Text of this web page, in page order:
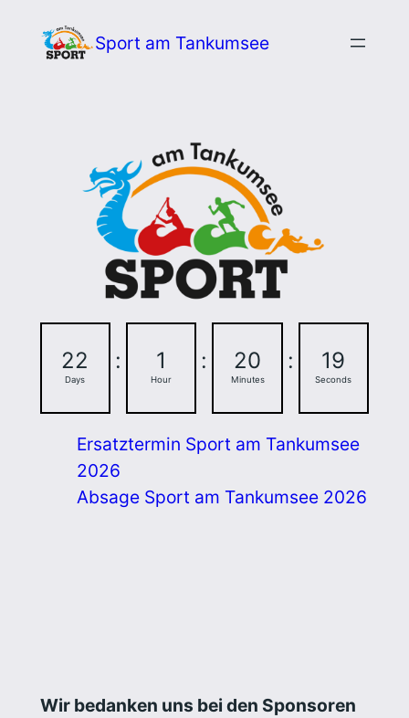
Inhalt
Sport am Tankumsee
22
Days
: 1
Hour
: 20
Minutes
: 18
Seconds
Ersatztermin Sport am Tankumsee
2026
Absage Sport am Tankumsee 2026
Wir bedanken uns bei den Sponsoren